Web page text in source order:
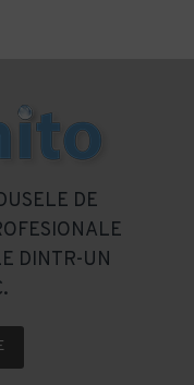
DE
DINTR-UN